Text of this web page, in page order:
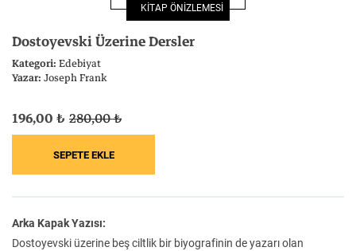
Felsefe Kesişimler
İnsan ve Toplum
Klasik
KİTAP ÖNİZLEMESİ
Dostoyevski Üzerine Dersler
Kategori:Edebiyat
Yazar:Joseph Frank
Arka Kapak Yazısı:
Dostoyevski üzerine beş ciltlik bir biyografinin de yazarı olan
196,00 ₺ 280,00 ₺